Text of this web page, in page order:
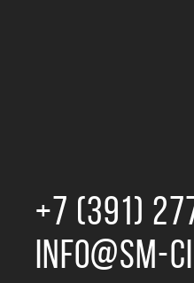
+7 (391)
INFO@SM-